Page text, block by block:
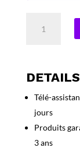
InternetSecurity
PC
Ans)
DETAILS
Télé-
jours
Produits
3 ans